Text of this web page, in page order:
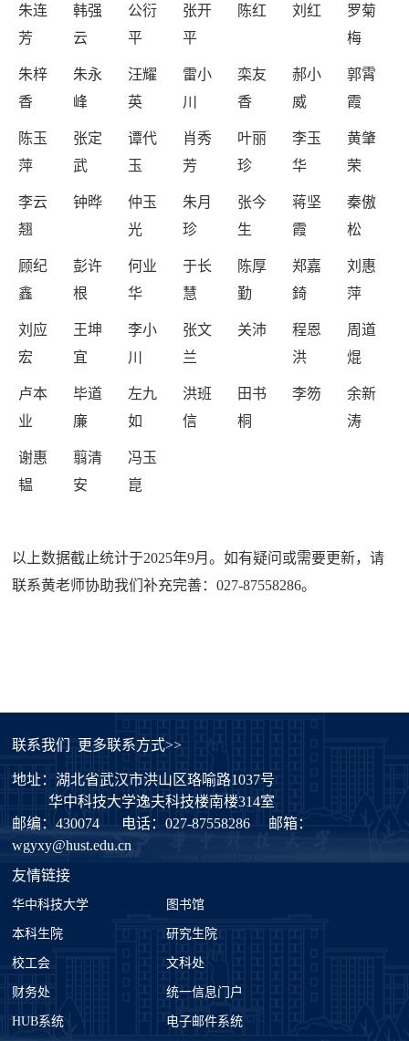
朱连
芳
韩强
云
公衍
平
张开
平
陈红 刘红
罗菊
梅
朱梓
香
朱永
峰
汪耀
英
雷小
川
栾友
香
郝小
威
郭霄
霞
陈玉
萍
张定
武
谭代
玉
肖秀
芳
叶丽
珍
李玉
华
黄肇
荣
李云
翘
钟晔
仲玉
光
朱月
珍
张今
生
蒋坚
霞
秦傲
松
顾纪
鑫
彭许
根
何业
华
于长
慧
陈厚
勤
郑嘉
錡
刘惠
萍
刘应
宏
王坤
宜
李小
川
张文
兰
关沛
程恩
洪
周道
焜
卢本
业
毕道
廉
左九
如
洪班
信
田书
桐
李笏
余新
涛
谢惠
韫
翦清
安
冯玉
崑
以上数据截止统计于2025年9月。如有疑问或需要更新，请
联系黄老师协助我们补充完善：027-87558286。
联系我们 更多联系方式>>
地址：湖北省武汉市洪山区珞喻路1037号
华中科技大学逸夫科技楼南楼314室
邮编：430074
电话：027-87558286
邮箱：
wgyxy@hust.edu.cn
友情链接
华中科技大学 图书馆
本科生院 研究生院
校工会 文科处
财务处 统一信息门户
HUB系统 电子邮件系统